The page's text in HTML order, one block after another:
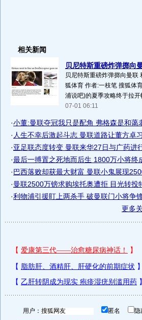
相关新闻
贝尼特斯重磅炸弹掷向
贝尼特斯重磅炸弹掷向曼联
狐体育 作者:一枝笔 搜狐体
浦说吧)的夏季攻略终于拉开
07-01 06:11
·小董:曼联夺冠我只是配角 弗格森是和蔼
· 人生不幸后激起斗志 曼联道路让董方卓习
·亚足联态度转变 曼联来华27日与广药进
·最后一搏置之死地而后生 1800万小将终
·巴西落败却获最大财富 曼联小鬼展现
·曼联2500万镑求购埃托奥遭拒 目光转投
·利物浦引援盯上两杀手 破曼联门小将争锋
更多
用户： 匿名